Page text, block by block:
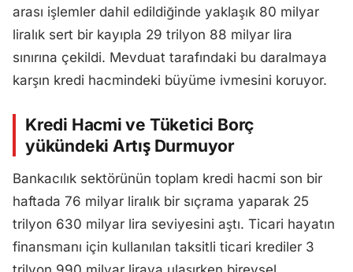
arası işlemler dahil edildiğinde yaklaşık 80 milyar
liralık sert bir kayıpla 29 trilyon 88 milyar lira
sınırına çekildi. Mevduat tarafındaki bu daralmaya
karşın kredi hacmindeki büyüme ivmesini koruyor.
Kredi Hacmi ve Tüketici Borç
yükündeki Artış Durmuyor
Bankacılık sektörünün toplam kredi hacmi son bir
haftada 76 milyar liralık bir sıçrama yaparak 25
trilyon 630 milyar lira seviyesini aştı. Ticari hayatın
finansmanı için kullanılan taksitli ticari krediler 3